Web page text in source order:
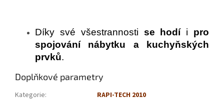
Díky své všestrannosti se hodíi pro
spojování nábytku a kuchyňských
prvků.
Doplňkové parametry
Kategorie:
RAPI-TECH 2010